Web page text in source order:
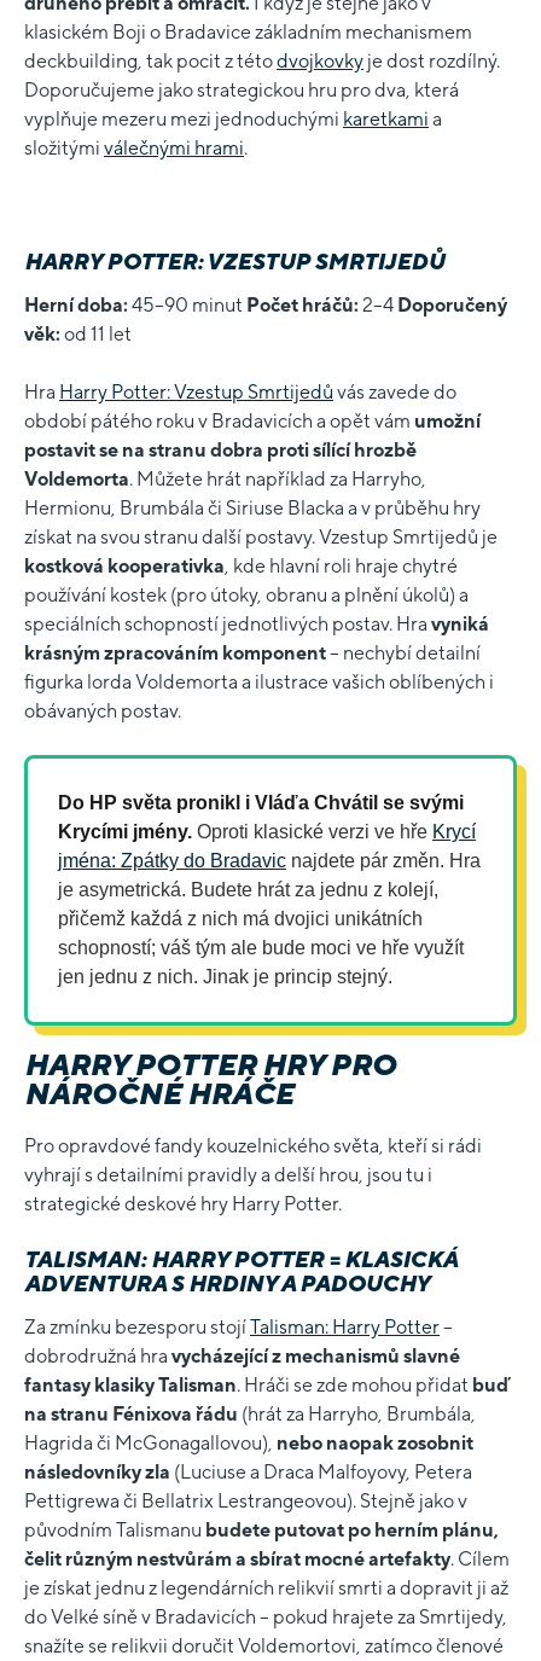
klasickém Boji o Bradavice základním mechanismem
deckbuilding, tak pocit z tétodvojkovky je dost rozdílný.
Doporučujeme jako strategickou hru pro dva, která
vyplňuje mezeru mezi jednoduchými karetkami a
složitými válečnými hrami.
HARRY POTTER: VZESTUP SMRTIJEDŮ
Herní doba: 45–90 minut Počet hráčů: 2–4 Doporučený
věk: od 11 let
Hra Harry Potter: Vzestup Smrtijedů vás zavede do
období pátého roku v Bradavicích a opět vám umožní
postavit se na stranu dobra proti sílící hrozbě
Voldemorta. Můžete hrát například za Harryho,
Hermionu, Brumbála či Siriuse Blacka a v průběhu hry
získat na svou stranu další postavy. Vzestup Smrtijedů je
kostková kooperativka, kde hlavní roli hraje chytré
používání kostek (pro útoky, obranu a plnění úkolů) a
speciálních schopností jednotlivých postav. Hra vyniká
krásným zpracováním komponent– nechybí detailní
figurka lorda Voldemorta a ilustrace vašich oblíbených i
obávaných postav.
Do HP světa pronikl i Vláďa Chvátil se svými
Krycími jmény. Oproti klasické verzi ve hře Krycí
jména: Zpátky do Bradavic najdete pár změn. Hra
je asymetrická. Budete hrát za jednu z kolejí,
přičemž každá z nich má dvojici unikátních
schopností; váš tým ale bude moci ve hře využít
jen jednu z nich. Jinak je princip stejný.
HARRY POTTER HRY PRO
NÁROČNÉ HRÁČE
Pro opravdové fandy kouzelnického světa, kteří si rádi
vyhrají s detailními pravidly a delší hrou, jsou tu i
strategické deskové hry Harry Potter.
TALISMAN: HARRY POTTER = KLASICKÁ
ADVENTURA S HRDINY A PADOUCHY
Za zmínku bezesporu stojíTalisman: Harry Potter–
dobrodružná hra vycházející z mechanismů slavné
fantasy klasiky Talisman. Hráči se zde mohou přidat buď
na stranu Fénixova řádu (hrát za Harryho, Brumbála,
Hagrida či McGonagallovou), nebo naopak zosobnit
následovníky zla (Luciuse a Draca Malfoyovy, Petera
Pettigrewa či Bellatrix Lestrangeovou). Stejně jako v
původním Talismanu budete putovat po herním plánu,
čelit různým nestvůrám a sbírat mocné artefakty. Cílem
je získat jednu z legendárních relikvií smrti a dopravit ji až
do Velké síně v Bradavicích – pokud hrajete za Smrtijedy,
snažíte se relikvii doručit Voldemortovi, zatímco členové